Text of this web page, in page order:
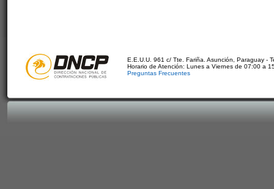
E.E.U.U. 961 c/ Tte. Fariña. Asunción, Paraguay -
Horario de Atención: Lunes a Viernes de 07:00 a
Preguntas Frecuentes